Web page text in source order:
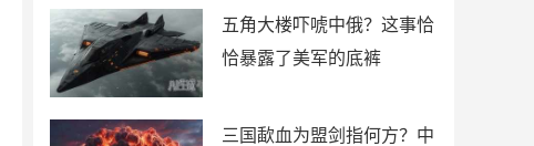
五角大楼吓唬中俄？这事恰
恰暴露了美军的底裤
三国歃血为盟剑指何方？中